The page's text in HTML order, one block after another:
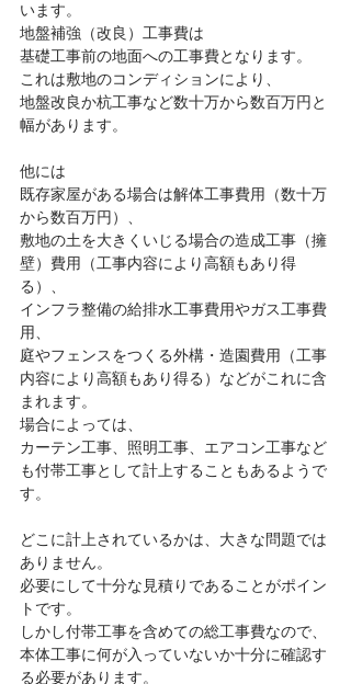
います。
地盤補強（改良）工事費は
基礎工事前の地面への工事費となります。
これは敷地のコンディションにより、
地盤改良か杭工事など数十万から数百万円と
幅があります。
他には
既存家屋がある場合は解体工事費用（数十万
から数百万円）、
敷地の土を大きくいじる場合の造成工事（擁
壁）費用（工事内容により高額もあり得
る）、
インフラ整備の給排水工事費用やガス工事費
用、
庭やフェンスをつくる外構・造園費用（工事
内容により高額もあり得る）などがこれに含
まれます。
場合によっては、
カーテン工事、照明工事、エアコン工事など
も付帯工事として計上することもあるようで
す。
どこに計上されているかは、大きな問題では
ありません。
必要にして十分な見積りであることがポイン
トです。
しかし付帯工事を含めての総工事費なので、
本体工事に何が入っていないか十分に確認す
る必要があります。